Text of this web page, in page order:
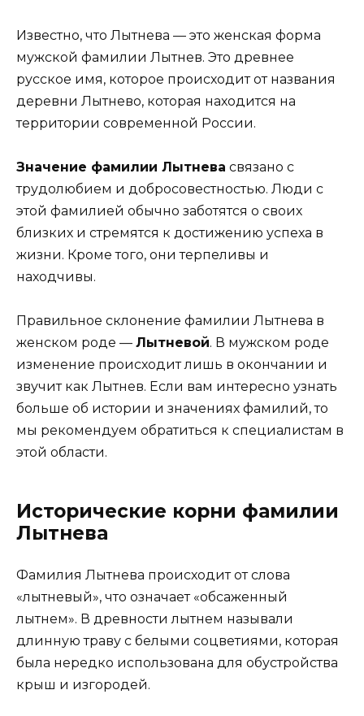
Известно, что Лытнева — это женская форма
мужской фамилии Лытнев. Это древнее
русское имя, которое происходит от названия
деревни Лытнево, которая находится на
территории современной России.
Значение фамилии Лытнева связано с
трудолюбием и добросовестностью. Люди с
этой фамилией обычно заботятся о своих
близких и стремятся к достижению успеха в
жизни. Кроме того, они терпеливы и
находчивы.
Правильное склонение фамилии Лытнева в
женском роде — Лытневой. В мужском роде
изменение происходит лишь в окончании и
звучит как Лытнев. Если вам интересно узнать
больше об истории и значениях фамилий, то
мы рекомендуем обратиться к специалистам в
этой области.
Исторические корни фамилии
Лытнева
Фамилия Лытнева происходит от слова
«лытневый», что означает «обсаженный
лытнем». В древности лытнем называли
длинную траву с белыми соцветиями, которая
была нередко использована для обустройства
крыш и изгородей.